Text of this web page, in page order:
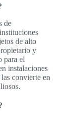
de
de alto
y
para el
instalaciones
convierte en